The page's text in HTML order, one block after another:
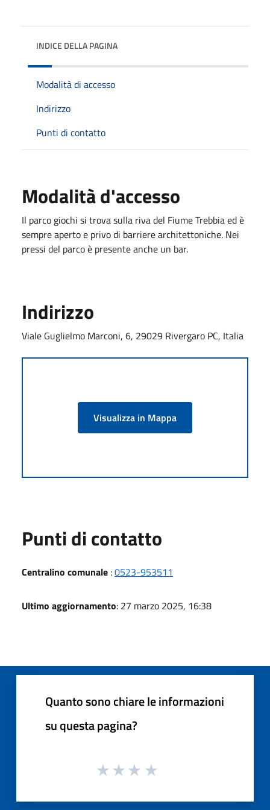
INDICE DELLA PAGINA
Modalità di accesso
Indirizzo
Punti di contatto
Modalità d'accesso
Il parco giochi si trova sulla riva del Fiume Trebbia ed è
sempre aperto e privo di barriere architettoniche. Nei
pressi del parco è presente anche un bar.
Indirizzo
Viale Guglielmo Marconi, 6, 29029 Rivergaro PC, Italia
Visualizza in Mappa
Punti di contatto
Centralino comunale :0523-953511
Ultimo aggiornamento: 27 marzo 2025, 16:38
Quanto sono chiare le informazioni
su questa pagina?